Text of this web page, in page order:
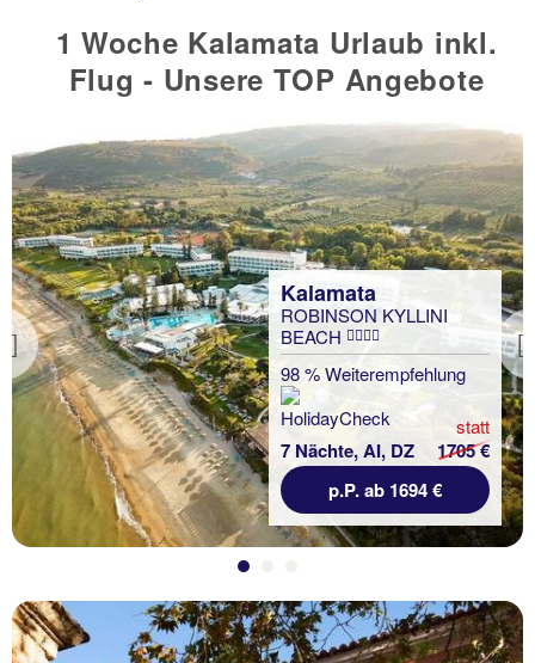
1 Woche Kalamata Urlaub inkl.
Flug - Unsere TOP Angebote
Previous
Kalamata
ROBINSON KYLLINI
BEACH
98 % Weiterempfehlung
7 Nächte, AI, DZ
statt
1705 €
p.P. ab 1694 €